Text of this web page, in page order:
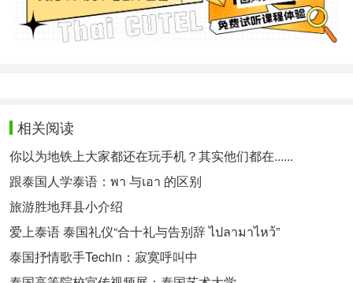
相关阅读
你以为地铁上大家都还在玩手机？其实他们都在......
跟泰国人学泰语：พา 与เอา 的区别
旅游胜地拜县小介绍
爱上泰语 泰国礼仪“合十礼与告别辞 ไปลามาไหว้”
泰国抒情歌手Techin：寂寞呼叫中